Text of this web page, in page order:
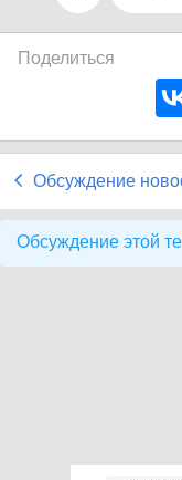
Поделиться
Обсуждение
Обсуждение этой